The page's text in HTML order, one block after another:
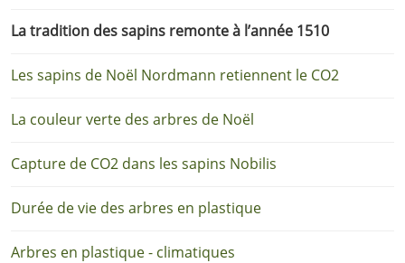
La tradition des sapins remonte à l’année 1510
Les sapins de Noël Nordmann retiennent le CO2
La couleur verte des arbres de Noël
Capture de CO2 dans les sapins Nobilis
Durée de vie des arbres en plastique
Arbres en plastique - climatiques